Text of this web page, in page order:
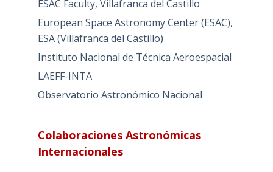
ESAC Faculty, Villafranca del Castillo
European Space Astronomy Center (ESAC),
ESA (Villafranca del Castillo)
Instituto Nacional de Técnica Aeroespacial
LAEFF-INTA
Observatorio Astronómico Nacional
Colaboraciones Astronómicas
Internacionales